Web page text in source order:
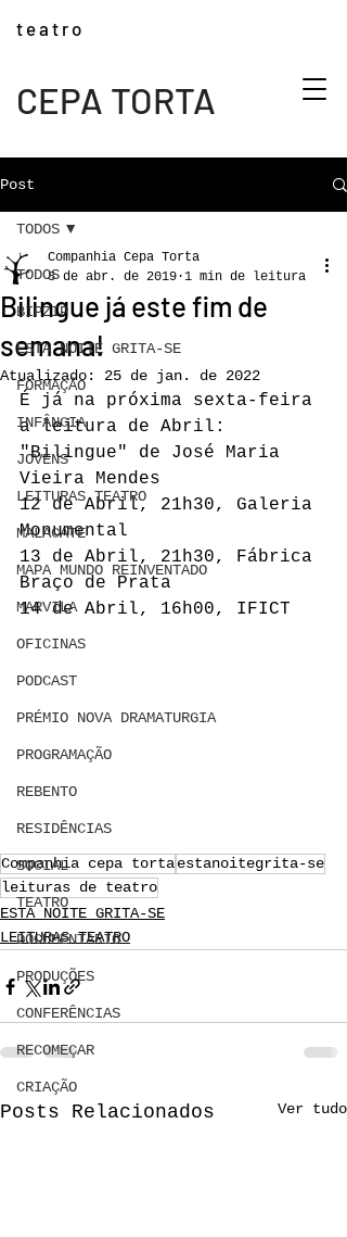
CEPA TORTA
t e a t r o
Post
TODOS
BIPZIP
ESTA NOITE GRITA-SE
FORMAÇÃO
INFÂNCIA
JOVENS
LEITURAS TEATRO
MALACATE
MAPA MUNDO REINVENTADO
MARVILA
OFICINAS
PODCAST
PRÉMIO NOVA DRAMATURGIA
PROGRAMAÇÃO
REBENTO
RESIDÊNCIAS
SOCIAL
TEATRO
DOCUMENTARIO
PRODUÇÕES
CONFERÊNCIAS
RECOMEÇAR
CRIAÇÃO
TODOS
Bilingue já este fim de
semana!
Companhia Cepa Torta
8 de abr. de 2019 1 min de leitura
Atualizado: 25 de jan. de 2022
É já na próxima sexta-feira
a leitura de Abril:
"Bilingue" de José Maria
Vieira Mendes
12 de Abril, 21h30, Galeria
Monumental
13 de Abril, 21h30, Fábrica
Braço de Prata
14 de Abril, 16h00, IFICT
Companhia cepa tortaestanoitegrita-se
leituras de teatro
ESTA NOITE GRITA-SE
LEITURAS TEATRO
Posts Relacionados Ver tudo